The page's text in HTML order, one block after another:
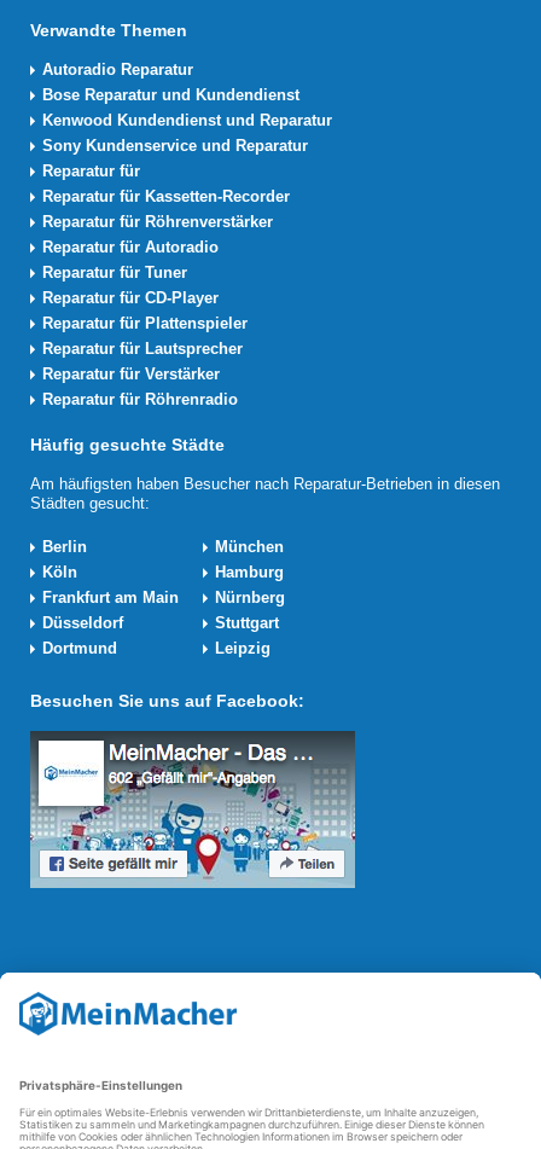
Verwandte Themen
Autoradio Reparatur
Bose Reparatur und Kundendienst
Kenwood Kundendienst und Reparatur
Sony Kundenservice und Reparatur
Reparatur für
Reparatur für Kassetten-Recorder
Reparatur für Röhrenverstärker
Reparatur für Autoradio
Reparatur für Tuner
Reparatur für CD-Player
Reparatur für Plattenspieler
Reparatur für Lautsprecher
Reparatur für Verstärker
Reparatur für Röhrenradio
Häufig gesuchte Städte
Am häufigsten haben Besucher nach Reparatur-Betrieben in diesen
Städten gesucht:
Berlin
München
Köln
Hamburg
Frankfurt am Main
Nürnberg
Düsseldorf
Stuttgart
Dortmund
Leipzig
Besuchen Sie uns auf Facebook:
Reparatur Revolution
Mit derReparatur-Revolution
Reparaturbedingungen in Deutschland: Für Produkte, die sich gut
reparierenden Betriebe und des Reparatur-Know-hows in
Deutschland.
Weitere Informationen